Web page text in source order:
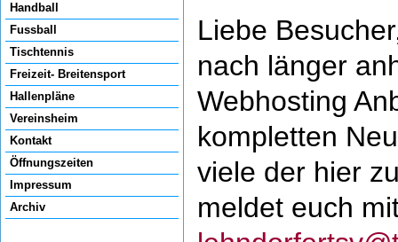
Handball
Fussball
Tischtennis
Freizeit- Breitensport
Hallenpläne
Vereinsheim
Kontakt
Öffnungszeiten
Impressum
Archiv
Liebe
nach länger
Webhosting
kompletten
viele der hier
meldet euch